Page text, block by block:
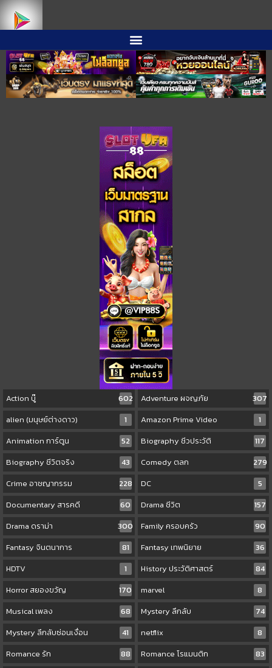
Action บู๊ 602 Adventure ผจญภัย
307
alien (มนุษย์ต่างดาว)
1 Amazon Prime Video
1
Animation การ์ตูน
52 Biography ชีวประวัติ
117
Biography ชีวิตจริง
43 Comedy ตลก
279
Crime อาชญากรรม
228 DC
5
Documentary สารคดี
60 Drama ชีวิต
157
Drama ดราม่า
300 Family ครอบครัว
90
Fantasy จินตนาการ
81 Fantasy เทพนิยาย
36
HDTV
1 History ประวัติศาสตร์
84
Horror สยองขวัญ
170 marvel
8
Musical เพลง
68 Mystery ลึกลับ
74
Mystery ลึกลับซ่อนเงื่อน
41 netflix
8
Romance รัก
88 Romance โรแมนติก
83